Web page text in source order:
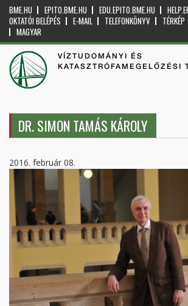
BME.HU EPITO.BME.HU EDU.EPITO.BME.HU
OKTATÓI BELÉPÉS
E-MAIL TELEFONKÖNYV TÉRKÉP
MAGYAR
VÍZTUDOMÁNYI ÉS
KATASZTRÓFAMEGELŐZÉSI
DR. SIMON TAMÁS KÁROLY
2016. február 08.